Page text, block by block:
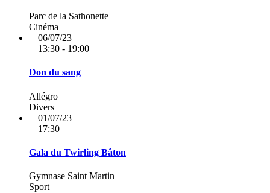
Parc de la Sathonette
Cinéma
06/07/23
13:30 - 19:00
Don du sang
Allégro
Divers
01/07/23
17:30
Gala du Twirling Bâton
Gymnase Saint Martin
Sport